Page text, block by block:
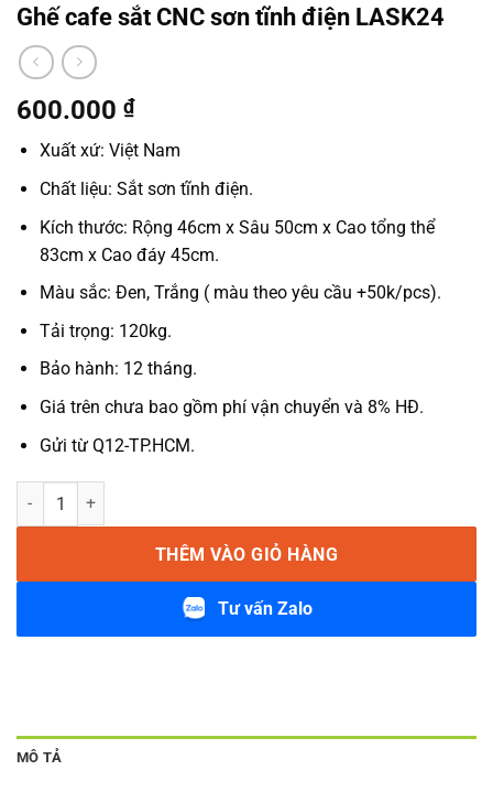
Ghế cafe sắt CNC sơn tĩnh điện LASK24
600.000 ₫
Xuất xứ: Việt Nam
Chất liệu: Sắt sơn tĩnh điện.
Kích thước: Rộng 46cm x Sâu 50cm x Cao tổng thể
83cm x Cao đáy 45cm.
Màu sắc: Đen, Trắng ( màu theo yêu cầu +50k/pcs).
Tải trọng: 120kg.
Bảo hành: 12 tháng.
Giá trên chưa bao gồm phí vận chuyển và 8% HĐ.
Gửi từ Q12-TP.HCM.
Ghế cafe sắt CNC sơn tĩnh điện LASK24 số lượng
THÊM VÀO GIỎ HÀNG
Tư vấn Zalo
MÔ TẢ